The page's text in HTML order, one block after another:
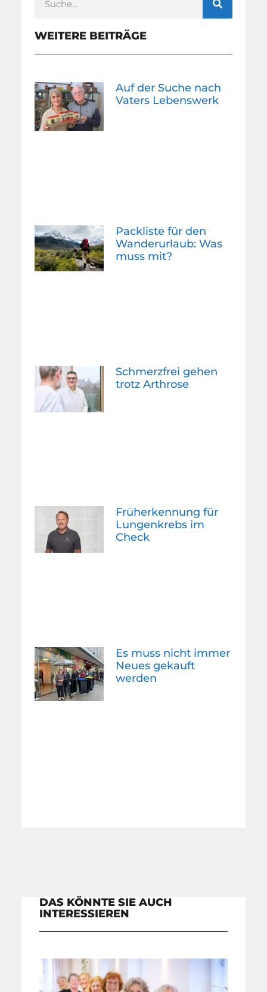
WEITERE BEITRÄGE
Auf der Suche nach
Vaters Lebenswerk
Packliste für den
Wanderurlaub: Was
muss mit?
Schmerzfrei gehen
trotz Arthrose
Früherkennung für
Lungenkrebs im
Check
Es muss nicht immer
Neues gekauft
werden
DAS KÖNNTE SIE AUCH
INTERESSIEREN